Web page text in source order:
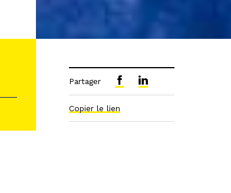
Partager
Copier le lien